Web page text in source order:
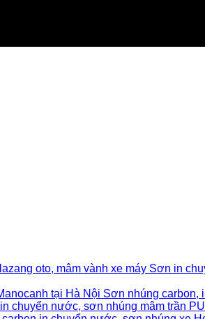
Sơn in
Sơn nhúng carbon,
in chuyển nước, sơn nhúng mâm trần